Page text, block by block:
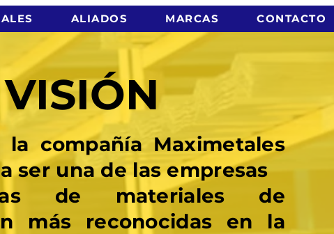
ALIADOS MARCAS CONTACTO
VISIÓN
la compañía Maximetales
ser una de las empresas
de materiales de
más reconocidas en la